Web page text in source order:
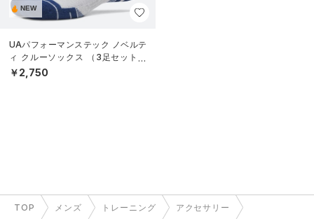
NEW
UAパフォーマンステック ノベルテ
ィ クルーソックス （3足セット）
（トレーニング/UNISEX）
￥2,750
TOP メンズ トレーニング アクセサリー